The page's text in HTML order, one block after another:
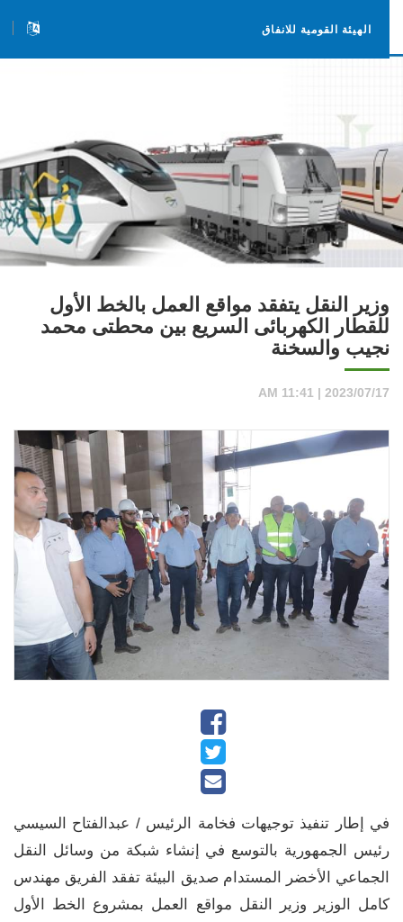
الهيئة القومية للانفاق
وزير النقل يتفقد مواقع العمل بالخط الأول
للقطار الكهربائى السريع بين محطتى محمد
نجيب والسخنة
2023/07/17 | 11:41 AM
في إطار تنفيذ توجيهات فخامة الرئيس / عبدالفتاح السيسي
رئيس الجمهورية بالتوسع في إنشاء شبكة من وسائل النقل
الجماعي الأخضر المستدام صديق البيئة تفقد الفريق مهندس
كامل الوزير وزير النقل مواقع العمل بمشروع الخط الأول